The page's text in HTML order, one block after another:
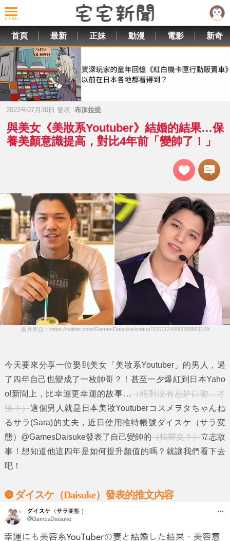
首頁 最新 正妹 動漫 電影 新奇
2022年07月30日 發表 :布加拉提
與美女《美妝系Youtuber》結婚的結果…保
養美顏意識提高，對比4年前「變帥了！」
圖片來自：https://twitter.com/GamesDaisuke/status/1551124080098951169
今天要來分享一位娶到美女「美妝系Youtuber」的男人，過
了四年自己也變成了一枚帥哥？！甚至一夕爆紅到日本Yaho
o!新聞上，比幸運更幸運的故事…（絕對沒有忌妒口吻…才
怪！）這個男人就是日本美妝Youtuberコスメヲタちゃんね
るサラ(Sara)的丈夫，近日使用推特帳號ダイスケ（サラ変
態）@GamesDaisuke發表了自己變帥的（炫耀文？）立志故
事！想知道他這四年是如何提升顏值的嗎？就讓我們看下去
吧！
ダイスケ（Daisuke）發表的推文內容